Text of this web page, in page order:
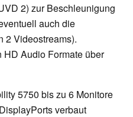
2) zur Beschleunigung
auch die
2 Videostreams).
Audio Formate über
5750 bis zu 6 Monitore
verbaut